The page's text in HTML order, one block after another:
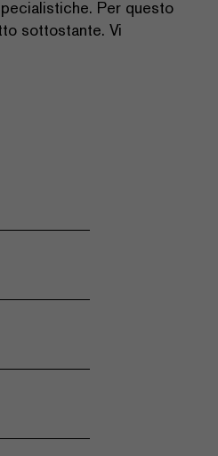
Per questo
sottostante. Vi